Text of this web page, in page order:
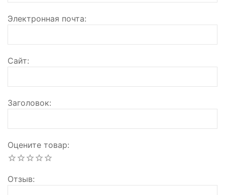
Электронная почта
Сайт
Заголовок
Оцените товар
Отзыв